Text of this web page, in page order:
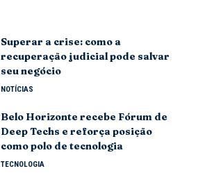
Superar a crise: como a
recuperação judicial pode salvar
seu negócio
NOTÍCIAS
Belo Horizonte recebe Fórum de
Deep Techs e reforça posição
como polo de tecnologia
TECNOLOGIA